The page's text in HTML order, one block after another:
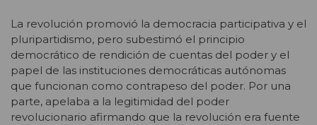
La revolución promovió la democracia participativa y el
pluripartidismo, pero subestimó el principio
democrático de rendición de cuentas del poder y el
papel de las instituciones democráticas autónomas
que funcionan como contrapeso del poder. Por una
parte, apelaba a la legitimidad del poder
revolucionario afirmando que la revolución era fuente